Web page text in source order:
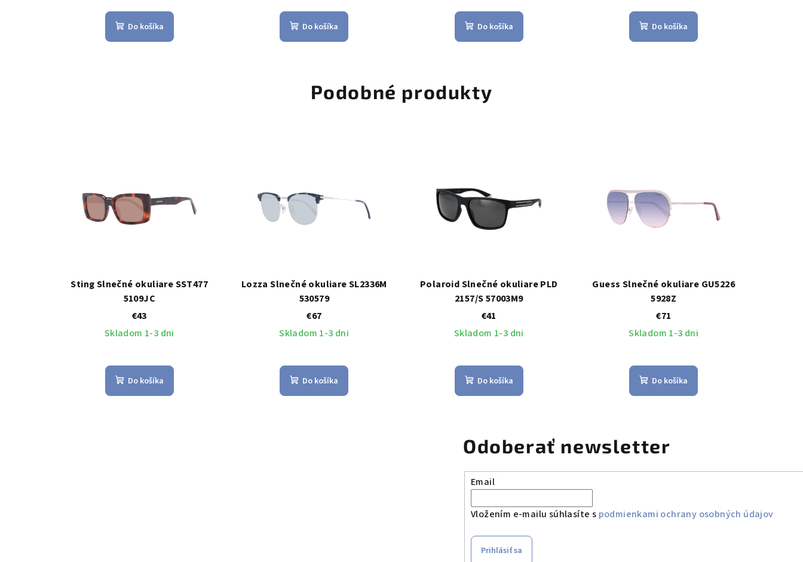
Do košíka Do košíka Do košíka Do košíka
Podobné produkty
Sting Slnečné okuliare SST477
5109JC
€43
Skladom 1-3 dni
Do košíka
Lozza Slnečné okuliare SL2336M
530579
€67
Skladom 1-3 dni
Do košíka
Polaroid Slnečné okuliare PLD
2157/S 57003M9
€41
Skladom 1-3 dni
Do košíka
Guess Slnečné okuliare GU5226
5928Z
€71
Skladom 1-3 dni
Do košíka
Odoberať newsletter
Email
Vložením e-mailu súhlasíte s podmienkami ochrany osobných údajov
Prihlásiť sa